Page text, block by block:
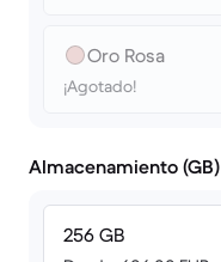
Oro Rosa
¡Agotado!
Almacenamiento (GB)
256 GB